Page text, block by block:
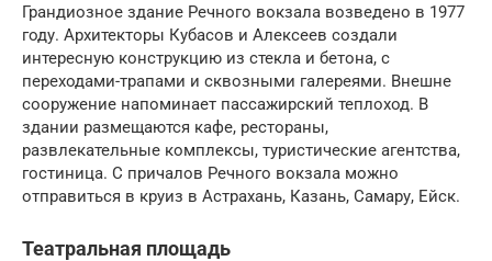
Грандиозное здание Речного вокзала возведено в 1977
году. Архитекторы Кубасов и Алексеев создали
интересную конструкцию из стекла и бетона, с
переходами-трапами и сквозными галереями. Внешне
сооружение напоминает пассажирский теплоход. В
здании размещаются кафе, рестораны,
развлекательные комплексы, туристические агентства,
гостиница. С причалов Речного вокзала можно
отправиться в круиз в Астрахань, Казань, Самару, Ейск.
Театральная площадь